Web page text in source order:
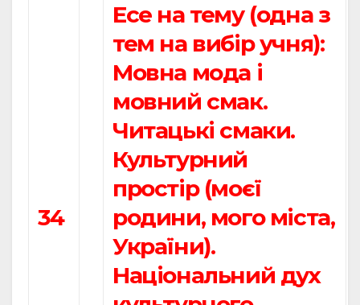
34
Есе на тему (одна з
тем на вибір учня):
Мовна мода і
мовний смак.
Читацькі смаки.
Культурний
простір (моєї
родини, мого міста,
України).
Національний дух